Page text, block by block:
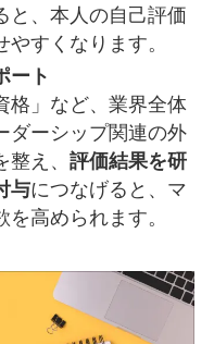
と、本人の自己評価
すくなります。
ート
格」など、業界全体
ダーシップ関連の外
え、 評価結果を研
与につなげると、マ
高められます。